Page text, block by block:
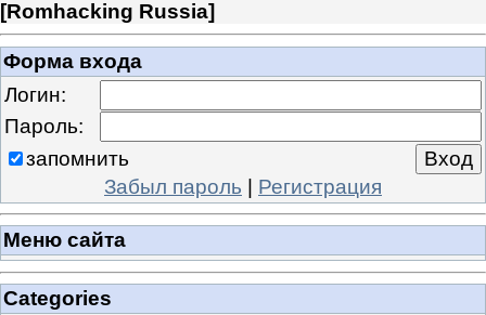
[Romhacking Russia]
Форма входа
Логин:
Пароль:
запомнить
Забыл пароль | Регистрация
Меню сайта
Categories